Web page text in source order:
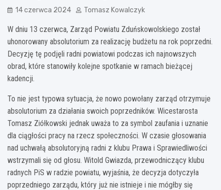
14 czerwca 2024 Tomasz Kowalczyk
W dniu 13 czerwca, Zarząd Powiatu Zduńskowolskiego został
uhonorowany absolutorium za realizację budżetu na rok poprzedni.
Decyzję tę podjęli radni powiatowi podczas ich najnowszych
obrad, które stanowiły kolejne spotkanie w ramach bieżącej
kadencji.
To nie jest typowa sytuacja, że nowo powołany zarząd otrzymuje
absolutorium za działania swoich poprzedników. Wicestarosta
Tomasz Ziółkowski jednak uważa to za symbol zaufania i uznanie
dla ciągłości pracy na rzecz społeczności. W czasie głosowania
nad uchwałą absolutoryjną radni z klubu Prawa i Sprawiedliwości
wstrzymali się od głosu. Witold Gwiazda, przewodniczący klubu
radnych PiS w radzie powiatu, wyjaśnia, że decyzja dotyczyła
poprzedniego zarządu, który już nie istnieje i nie mógłby się